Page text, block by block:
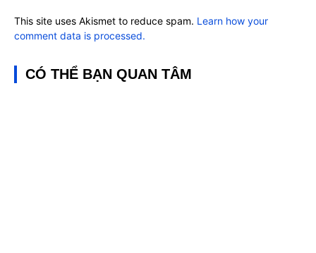
This site uses Akismet to reduce spam. Learn how your
comment data is processed.
CÓ THỂ BẠN QUAN TÂM